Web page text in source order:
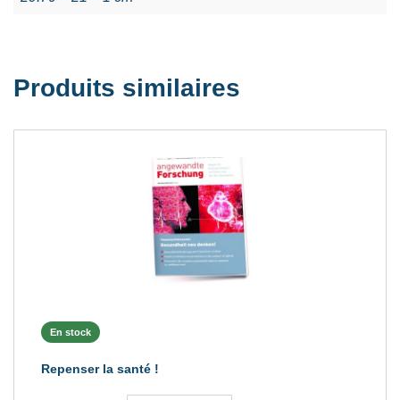
Produits similaires
En stock
Repenser la santé !